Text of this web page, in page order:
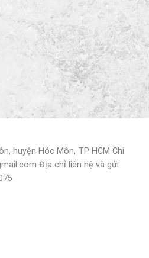
huyện Hóc Môn, TP HCM Chi
Địa chỉ liên hệ và gửi